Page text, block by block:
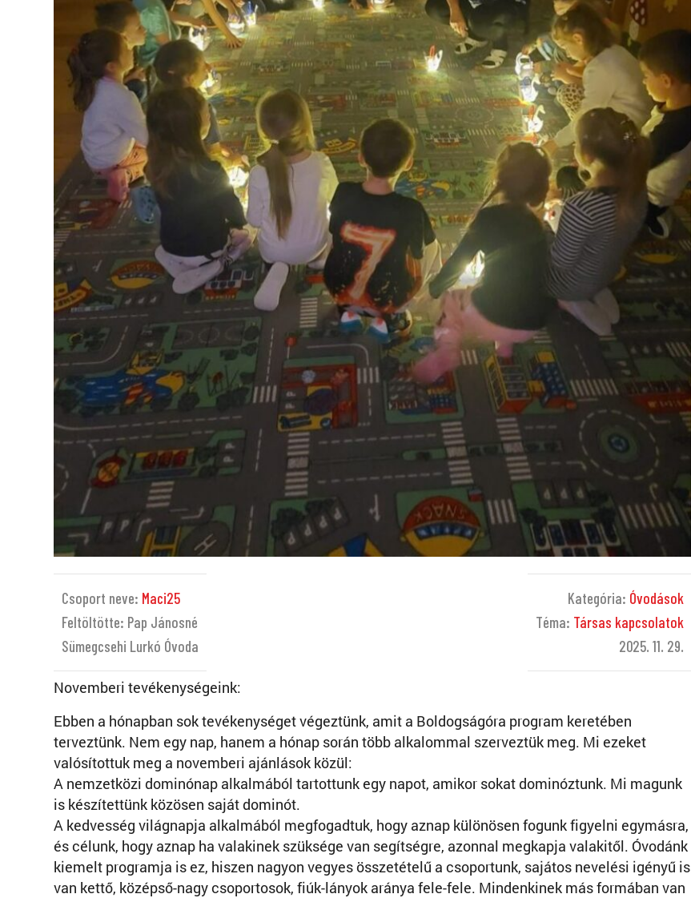
Csoport neve: Maci25
Feltöltötte: Pap Jánosné
Sümegcsehi Lurkó Óvoda
Kategória: Óvodások
Téma: Társas kapcsolatok
2025. 11. 29.
Novemberi tevékenységeink:
Ebben a hónapban sok tevékenységet végeztünk, amit a Boldogságóra program keretében
terveztünk. Nem egy nap, hanem a hónap során több alkalommal szerveztük meg. Mi ezeket
valósítottuk meg a novemberi ajánlások közül:
A nemzetközi dominónap alkalmából tartottunk egy napot, amikor sokat dominóztunk. Mi magunk
is készítettünk közösen saját dominót.
A kedvesség világnapja alkalmából megfogadtuk, hogy aznap különösen fogunk figyelni egymásra,
és célunk, hogy aznap ha valakinek szüksége van segítségre, azonnal megkapja valakitől. Óvodánk
kiemelt programja is ez, hiszen nagyon vegyes összetételű a csoportunk, sajátos nevelési igényű is
van kettő, középső-nagy csoportosok, fiúk-lányok aránya fele-fele. Mindenkinek más formában van